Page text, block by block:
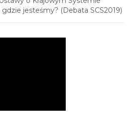
jesteśmy? (Debata SCS2019)